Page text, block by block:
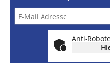
Anti-